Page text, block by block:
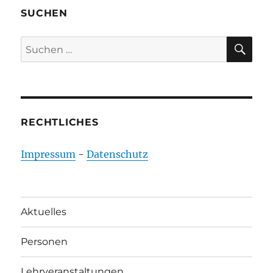
SUCHEN
Suchen
nach:
RECHTLICHES
Impressum -Datenschutz
Aktuelles
Personen